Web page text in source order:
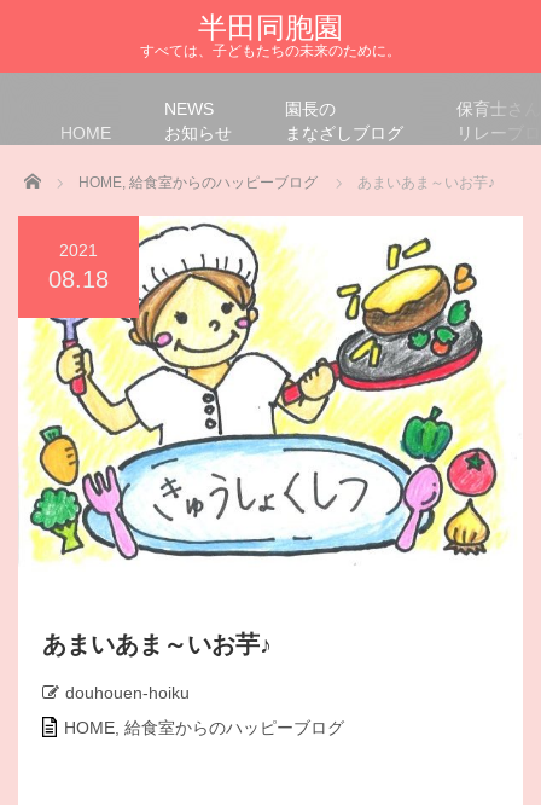
半田同胞園
すべては、子どもたちの未来のために。
HOME
NEWS
お知らせ
園長の
まなざしブログ
保育士さ
リレーブ
Home HOME, 給食室からのハッピーブログ あまいあま～いお芋♪
2021
08.18
あまいあま～いお芋♪
douhouen-hoiku
HOME, 給食室からのハッピーブログ